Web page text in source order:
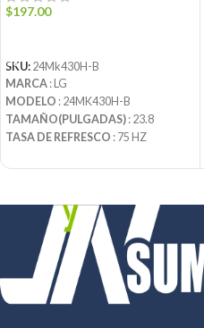
$197.00
SKU: 24Mk430H-B
MARCA : LG
MODELO : 24MK430H-B
TAMAÑO(PULGADAS) : 23.8
TASA DE REFRESCO : 75 HZ
GAMA DE COLORES: 72
(6bit+FRC) - 16.7 MILLONES DE
COLORES